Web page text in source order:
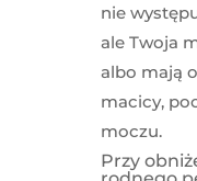
nie
ale Twoja
albo mają
macicy,
moczu.
Przy